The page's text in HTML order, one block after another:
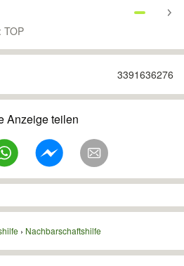
TOP
3391636276
Anzeige teilen
Nachbarschaftshilfe